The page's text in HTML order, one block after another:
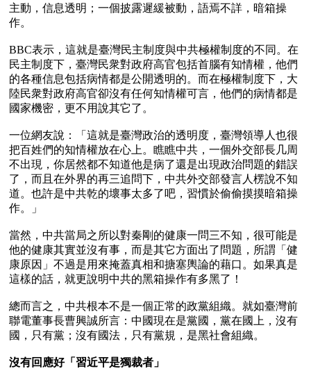
主動，信息透明；一個披露遲緩被動，語焉不詳，暗箱操
作。
BBC表示，這就是臺灣民主制度與中共極權制度的不同。在
民主制度下，臺灣民衆對政府高官包括首腦有知情權，他們
的各種信息包括病情都是公開透明的。而在極權制度下，大
陸民衆對政府高官卻沒有任何知情權可言，他們的病情都是
國家機密，更不用說其它了。
一位網友說：「這就是臺灣政治的透明度，臺灣領導人也很
把百姓們的知情權放在心上。瞧瞧中共，一個外交部長几周
不出現，你居然都不知道他是病了還是出現政治問題的錯誤
了，而且在外界的再三追問下，中共外交部發言人楞說不知
道。也許是中共乾的壞事太多了吧，習慣於偷偷摸摸暗箱操
作。」
當然，中共當局之所以對秦剛的健康一問三不知，很可能是
他的健康其實並沒有事，而是其它方面出了問題，所謂「健
康原因」不過是用來掩蓋真相和搪塞輿論的藉口。如果真是
這樣的話，就更說明中共的黑箱操作有多黑了！
總而言之，中共根本不是一個正常的政黨組織。就如臺灣前
聯電董事長曹興誠所言：中國現在是黨國，黨在國上，沒有
國，只有黨；沒有國法，只有黨規，是黑社會組織。
沒有回應好「習近平是獨裁者」